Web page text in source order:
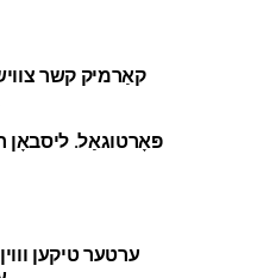
קאַרמיק קשר
פּאָרטוגאַל. ליסבאָן
ערטער טיקען